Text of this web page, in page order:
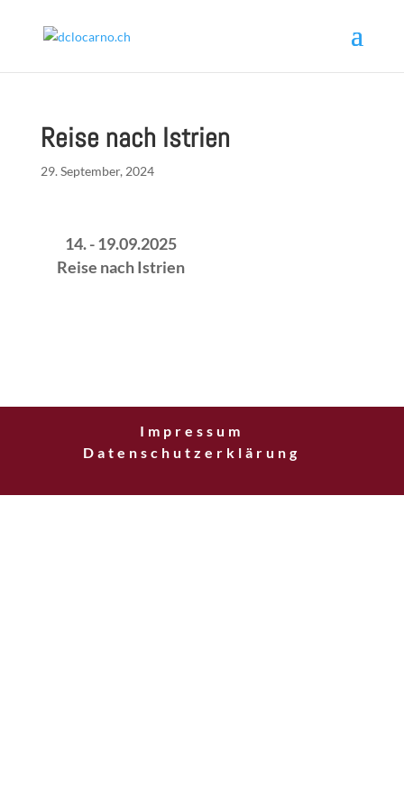
Reise nach Istrien
29. September, 2024
14. - 19.09.2025
Reise nach Istrien
Impressum
Datenschutzerklärung